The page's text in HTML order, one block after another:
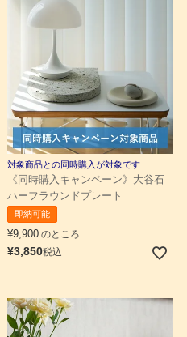
対象商品との同時購入が対象です
《同時購入キャンペーン》大谷石
ハーフラウンドプレート
即納可能
¥9,900 のところ
¥3,850税込